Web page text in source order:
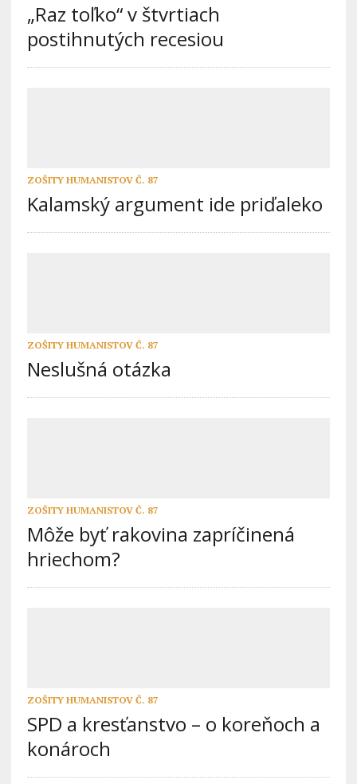
„Raz toľko“ v štvrtiach
postihnutých recesiou
ZOŠITY HUMANISTOV Č. 87
Kalamský argument ide priďaleko
ZOŠITY HUMANISTOV Č. 87
Neslušná otázka
ZOŠITY HUMANISTOV Č. 87
Môže byť rakovina zapríčinená
hriechom?
ZOŠITY HUMANISTOV Č. 87
SPD a kresťanstvo – o koreňoch a
konároch